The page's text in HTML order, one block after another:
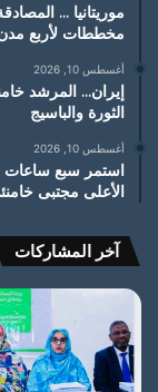
موريتانيا …
مخططات لأربع
أغسطس 10, 2026
إيران… المرشد
الثورة والباسيج
أغسطس 10, 2026
استمر سبع ساعات
الأعلى مجتبى
آخر المشاركات